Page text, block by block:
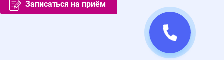
Записаться на приём